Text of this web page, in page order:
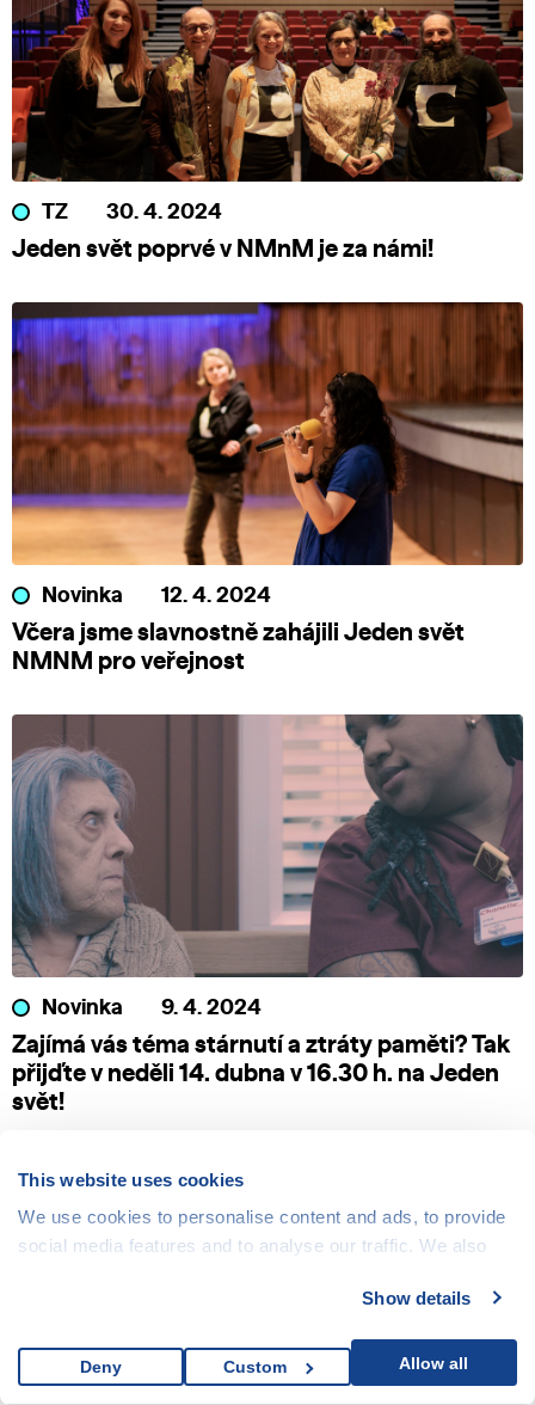
This website uses cookies
We use cookies to personalise content and ads, to provide
social media features and to analyse our traffic. We also
media, advertising and analytics partners who may
them or that they’ve collected from your use of their
services.
Show details
Allow all
Custom
Deny
TZ 30. 4. 2024
Jeden svět poprvé v NMnM je za námi!
Novinka 12. 4. 2024
Včera jsme slavnostně zahájili Jeden svět
NMNM pro veřejnost
Novinka 9. 4. 2024
Zajímá vás téma stárnutí a ztráty paměti? Tak
přijďte v neděli 14. dubna v 16.30 h. na Jeden
svět!